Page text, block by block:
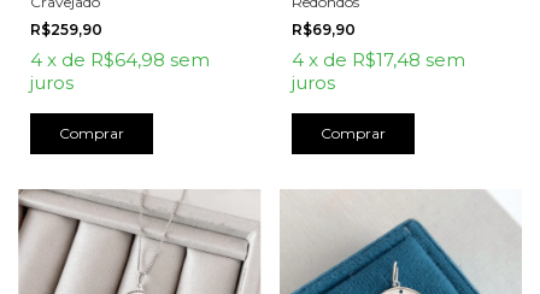
R$259,90
4 x de R$64,98 sem
juros
R$69,90
4 x de R$17,48 sem
juros